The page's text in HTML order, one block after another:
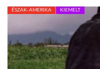
GLOBOTV
AFRIKA TUDÁSTÁR
ÉSZAK-AMERIKA KIEMELT